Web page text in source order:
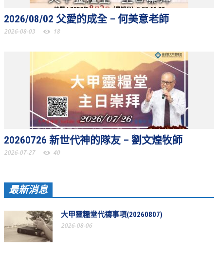
聚會剪影_2015年
聚會剪影_2013年
教會節慶
教會節慶_2026年
教會節慶_2025年
教會節慶_2024年
教會節慶_2023年
教會節慶_2021年
教會節慶_2020年
教會節慶_2019年
2026/08/02 父愛的成全 – 何美意老師
2026-08-03 18
20260726 新世代神的隊友 – 劉文煌牧師
2026-07-27 40
最新消息
大甲靈糧堂代禱事項(20260807)
2026-08-06